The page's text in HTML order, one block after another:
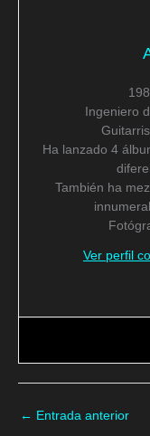
Ingeniero
Ha lanzado 4
También ha
Ver perfil
← Entrada anterior